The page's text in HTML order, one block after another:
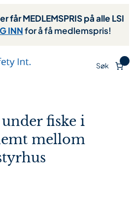
får MEDLEMSPRIS på alle LSI
INNfor å få medlemspris!
Søk
fiske i
mellom